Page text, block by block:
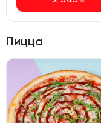
Пицца